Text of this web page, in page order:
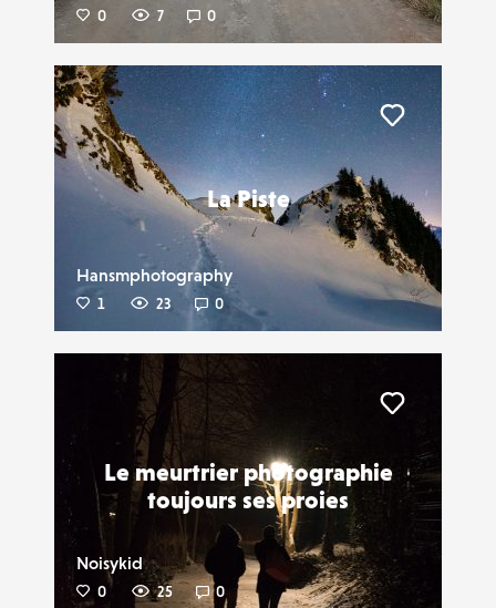
0 7 0
La Piste
Hansmphotography
1 23 0
Le meurtrier photographie
toujours ses proies
Noisykid
0 25 0